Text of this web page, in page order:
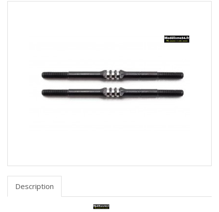
Description